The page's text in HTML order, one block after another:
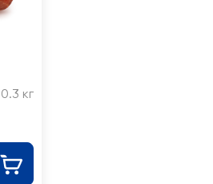
0.3 кг